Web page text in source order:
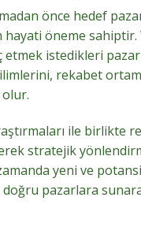
önce hedef
hayati öneme
istedikleri
rekabet
olur.
ile birlikte
stratejik
yeni ve
pazarlara